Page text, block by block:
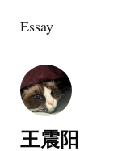
Essay
王震阳